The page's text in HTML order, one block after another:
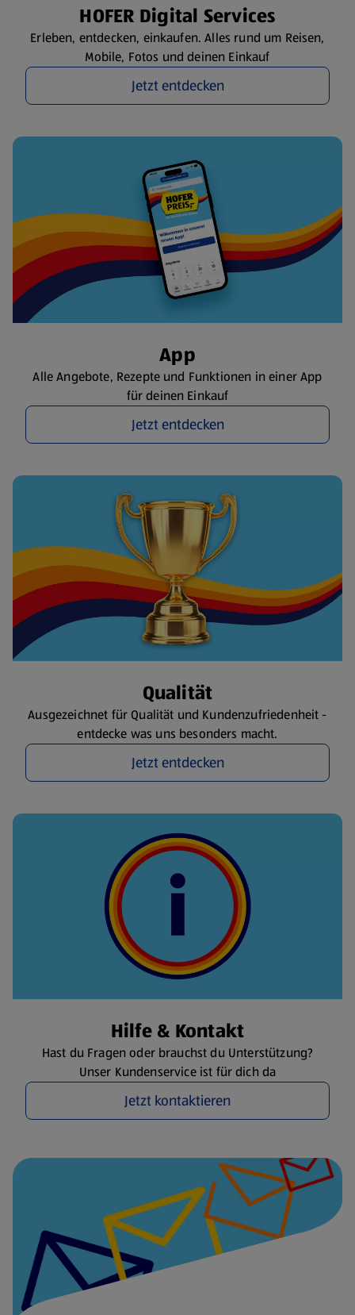
HOFER Digital Services
Erleben, entdecken, einkaufen. Alles rund um Reisen,
Mobile, Fotos und deinen Einkauf
Jetzt entdecken
App
Alle Angebote, Rezepte und Funktionen in einer App
für deinen Einkauf
Jetzt entdecken
Qualität
Ausgezeichnet für Qualität und Kundenzufriedenheit -
entdecke was uns besonders macht.
Jetzt entdecken
Hilfe & Kontakt
Hast du Fragen oder brauchst du Unterstützung?
Unser Kundenservice ist für dich da
Jetzt kontaktieren